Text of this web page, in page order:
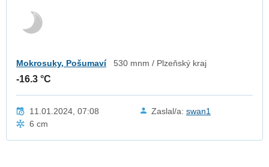
Mokrosuky, Pošumaví 530 mnm / Plzeňský kraj
-16.3 °C
11.01.2024, 07:08 Zaslal/a: swan1
6 cm